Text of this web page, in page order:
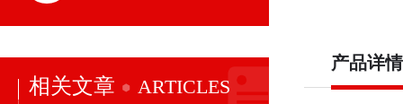
相关文章 ARTICLES
产品详情